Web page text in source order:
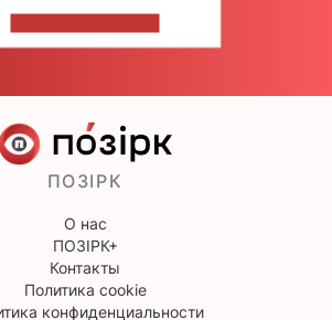
ПОЗІРК
О нас
ПОЗІРК+
Контакты
Политика cookie
конфиденциальности